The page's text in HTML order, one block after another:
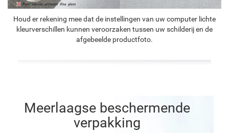
Houd er rekening mee dat de instellingen van uw computer lichte
kleurverschillen kunnen veroorzaken tussen uw schilderij en de
afgebeelde productfoto.
Meerlaagse beschermende
verpakking